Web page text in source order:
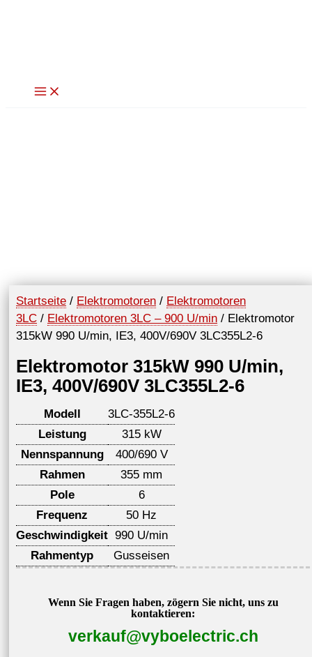
Startseite / Elektromotoren / Elektromotoren
3LC / Elektromotoren 3LC – 900 U/min / Elektromotor
315kW 990 U/min, IE3, 400V/690V 3LC355L2-6
Elektromotor 315kW 990 U/min,
IE3, 400V/690V 3LC355L2-6
Modell
3LC-355L2-6
Leistung
315 kW
Nennspannung
400/690 V
Rahmen
355 mm
Pole
6
Frequenz
50 Hz
Geschwindigkeit 990 U/min
Rahmentyp
Gusseisen
Wenn Sie Fragen haben, zögern Sie nicht, uns zu
kontaktieren:
verkauf@vyboelectric.ch